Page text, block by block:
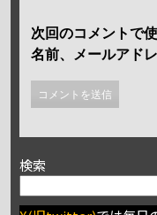
次回のコメントで
名前、メールアド
検索